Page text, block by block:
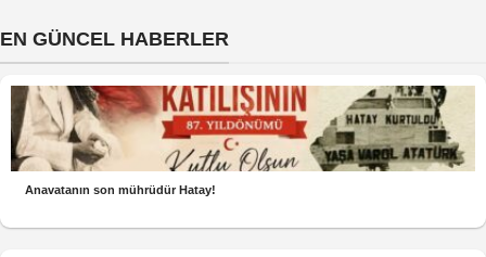
EN GÜNCEL HABERLER
Anavatanın son mührüdür Hatay!